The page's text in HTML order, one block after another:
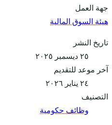
جهة العمل
هيئة السوق المالية
تاريخ النشر
٢٥ ديسمبر ٢٠٢٥
آخر موعد للتقديم
٢٤ يناير ٢٠٢٦
التصنيف
وظائف حكومية